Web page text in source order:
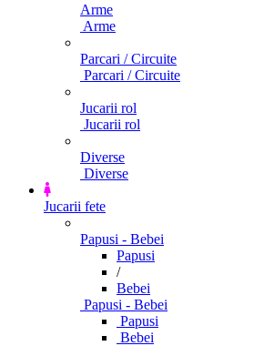
Arme
Arme
Parcari / Circuite
Parcari / Circuite
Jucarii rol
Jucarii rol
Diverse
Diverse
Jucarii fete
Papusi - Bebei
Papusi
/
Bebei
Papusi - Bebei
Papusi
Bebei